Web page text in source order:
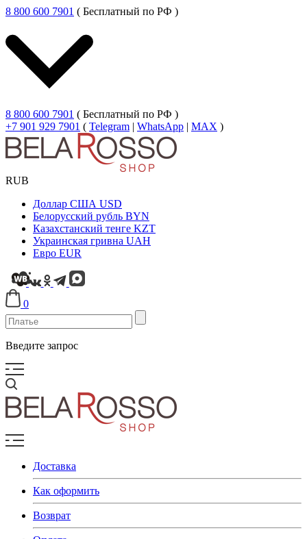
8 800 600 7901 ( Бесплатный по РФ )
8 800 600 7901 ( Бесплатный по РФ )
+7 901 929 7901 ( Telegram | WhatsApp | MAX )
RUB
Доллар США USD
Белорусский рубль BYN
Казахстанский тенге KZT
Украинская гривна UAH
Евро EUR
0
Введите запрос
Доставка
Как оформить
Возврат